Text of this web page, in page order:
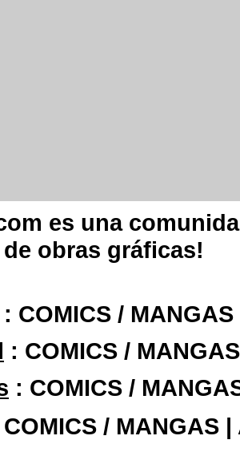
es una
obras gráficas!
: COMICS /
: COMICS /
: COMICS /
/ MANGAS |